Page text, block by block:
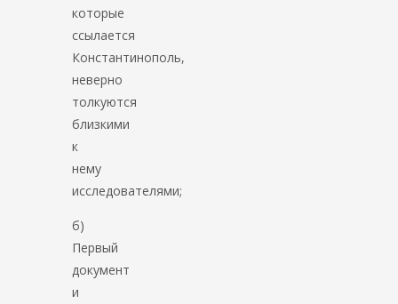
которые
ссылается
Константинополь,
неверно
толкуются
близкими
к
нему
исследователями;
б)
Первый
документ
и